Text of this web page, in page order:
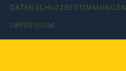
DATENSCHUTZBESTIMMUNGEN
IMPRESSUM